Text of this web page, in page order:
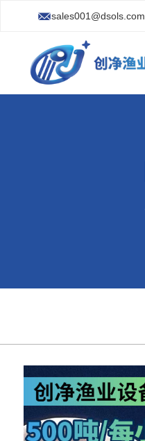
sales001@dsols.com